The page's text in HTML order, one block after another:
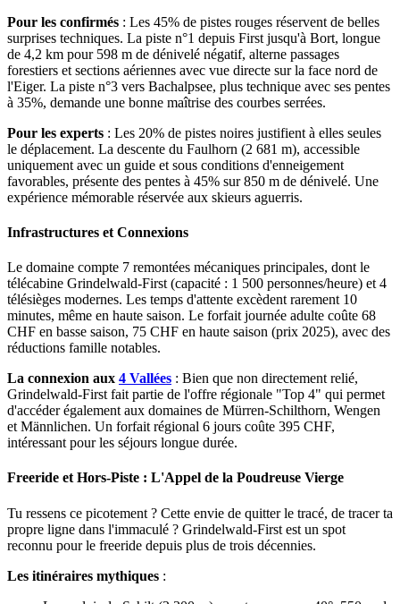
Pour les confirmés : Les 45% de pistes rouges réservent de belles
surprises techniques. La piste n°1 depuis First jusqu'à Bort, longue
de 4,2 km pour 598 m de dénivelé négatif, alterne passages
forestiers et sections aériennes avec vue directe sur la face nord de
l'Eiger. La piste n°3 vers Bachalpsee, plus technique avec ses pentes
à 35%, demande une bonne maîtrise des courbes serrées.
Pour les experts : Les 20% de pistes noires justifient à elles seules
le déplacement. La descente du Faulhorn (2 681 m), accessible
uniquement avec un guide et sous conditions d'enneigement
favorables, présente des pentes à 45% sur 850 m de dénivelé. Une
expérience mémorable réservée aux skieurs aguerris.
Infrastructures et Connexions
Le domaine compte 7 remontées mécaniques principales, dont le
télécabine Grindelwald-First (capacité : 1 500 personnes/heure) et 4
télésièges modernes. Les temps d'attente excèdent rarement 10
minutes, même en haute saison. Le forfait journée adulte coûte 68
CHF en basse saison, 75 CHF en haute saison (prix 2025), avec des
réductions famille notables.
La connexion aux 4 Vallées : Bien que non directement relié,
Grindelwald-First fait partie de l'offre régionale "Top 4" qui permet
d'accéder également aux domaines de Mürren-Schilthorn, Wengen
et Männlichen. Un forfait régional 6 jours coûte 395 CHF,
intéressant pour les séjours longue durée.
Freeride et Hors-Piste : L'Appel de la Poudreuse Vierge
Tu ressens ce picotement ? Cette envie de quitter le tracé, de tracer ta
propre ligne dans l'immaculé ? Grindelwald-First est un spot
reconnu pour le freeride depuis plus de trois décennies.
Les itinéraires mythiques :